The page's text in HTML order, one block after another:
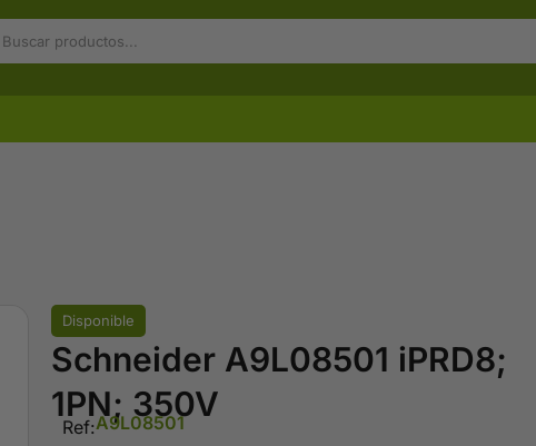
Disponible
Schneider A9L08501 iPRD8;
1PN; 350V
Ref:A9L08501